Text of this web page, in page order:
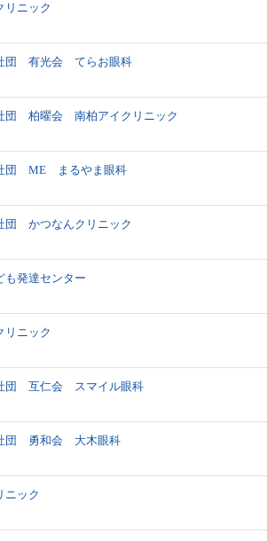
リニック
団 有光会 てらお眼科
団 柏曜会 南柏アイクリニック
団 ME まるやま眼科
団 かつなんクリニック
も発達センター
リニック
団 互仁会 スマイル眼科
団 勇和会 大木眼科
ニック